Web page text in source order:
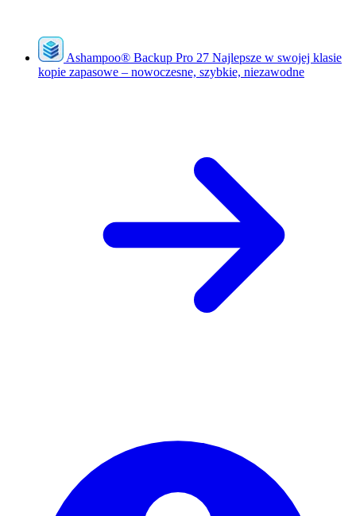
Ashampoo® Backup Pro 27 Najlepsze w swojej klasie
kopie zapasowe – nowoczesne, szybkie, niezawodne